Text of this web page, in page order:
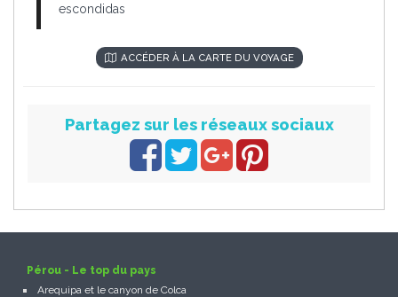
escondidas
ACCÉDER À LA CARTE DU VOYAGE
Partagez sur les réseaux sociaux
Pérou - Le top du pays
Arequipa et le canyon de Colca